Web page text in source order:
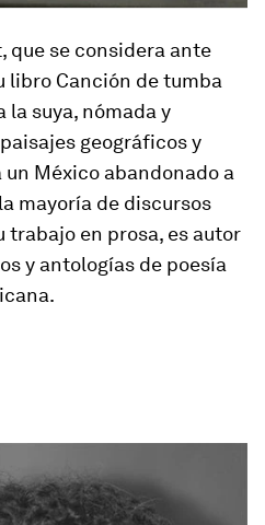
que se considera ante
libro Canción de tumba
suya, nómada y
geográficos y
México abandonado a
mayoría de discursos
trabajo en prosa, es autor
y antologías de poesía